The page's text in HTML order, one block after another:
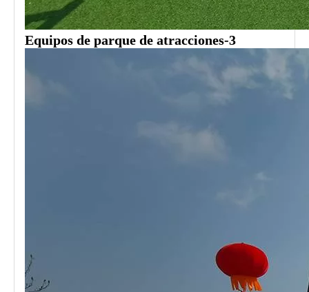
Equipos de parque de atracciones-3